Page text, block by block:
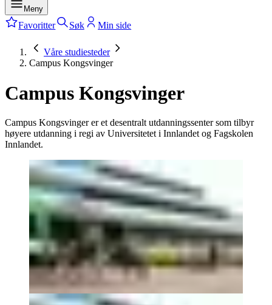
Meny
Favoritter Søk Min side
Våre studiesteder
Campus Kongsvinger
Campus Kongsvinger
Campus Kongsvinger er et desentralt utdanningssenter som tilbyr
høyere utdanning i regi av Universitetet i Innlandet og Fagskolen
Innlandet.